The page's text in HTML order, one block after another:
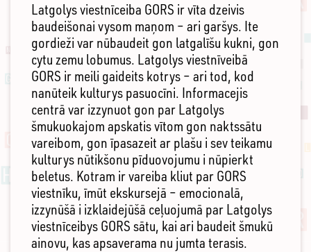
Latgolys viestnīceiba GORS ir vīta dzeivis
baudeišonai vysom maņom – ari garšys. Ite
gordieži var nūbaudeit gon latgalīšu kukni, gon
cytu zemu lobumus. Latgolys viestnīveibā
GORS ir meili gaideits kotrys – ari tod, kod
nanūteik kulturys pasuocīni. Informacejis
centrā var izzynuot gon par Latgolys
šmukuokajom apskatis vītom gon naktssātu
vareibom, gon īpasazeit ar plašu i sev teikamu
kulturys nūtikšonu pīduovojumu i nūpierkt
beletus. Kotram ir vareiba kliut par GORS
viestnīku, īmūt ekskursejā – emocionalā,
izzynūšā i izklaidejūšā ceļuojumā par Latgolys
viestnīceibys GORS sātu, kai ari baudeit šmukū
ainovu, kas apsaverama nu jumta terasis.